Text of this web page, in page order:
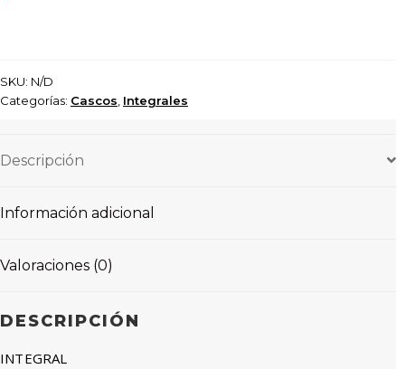
SKU: N/D
Categorías: Cascos Integrales
Descripción
Información adicional
Valoraciones (0)
DESCRIPCIÓN
INTEGRAL